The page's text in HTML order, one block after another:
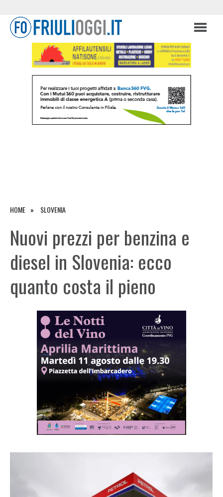
HOME SLOVENIA
Nuovi prezzi per benzina e
diesel in Slovenia: ecco
quanto costa il pieno